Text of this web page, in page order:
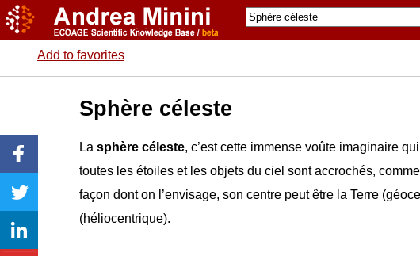
Add to favorites
Sphère céleste
La sphère céleste, c’est cette immense voûte imaginaire
toutes les étoiles et les objets du ciel sont accrochés,
façon dont on l’envisage, son centre peut être la Terre
(héliocentrique).